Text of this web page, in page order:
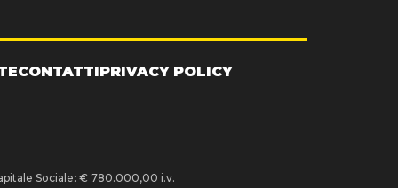
CONTATTIPRIVACY POLICY
Sociale: € 780.000,00 i.v.